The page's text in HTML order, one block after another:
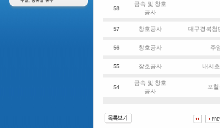
58
금속 및 창호
공사
57 창호공사 대구경북첨
56 창호공사 주
55 창호공사 내서
54
금속 및 창호
공사
포